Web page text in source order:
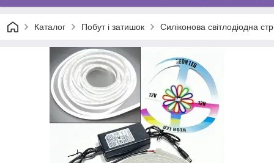
Каталог Побут і затишок Силіконова світлодіодна